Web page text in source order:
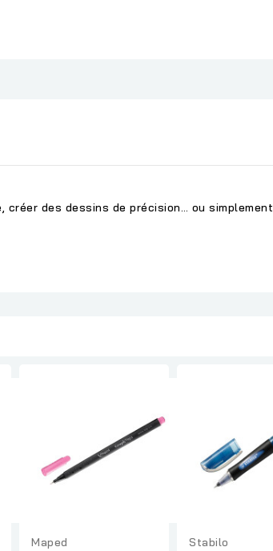
des dessins de précision… ou simplement
Maped
Stabilo